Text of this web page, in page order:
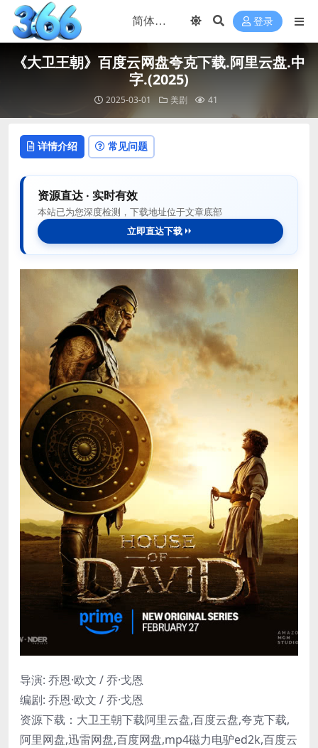
登录
《大卫王朝》百度云网盘夸克下载.阿里云盘.中
字.(2025)
2025-03-01 美剧 41
详情介绍 常见问题
资源直达 · 实时有效
本站已为您深度检测，下载地址位于文章底部
立即直达下载
导演: 乔恩·欧文 / 乔·戈恩
编剧: 乔恩·欧文 / 乔·戈恩
资源下载：大卫王朝下载阿里云盘,百度云盘,夸克下载,
阿里网盘,迅雷网盘,百度网盘,mp4磁力电驴ed2k,百度云